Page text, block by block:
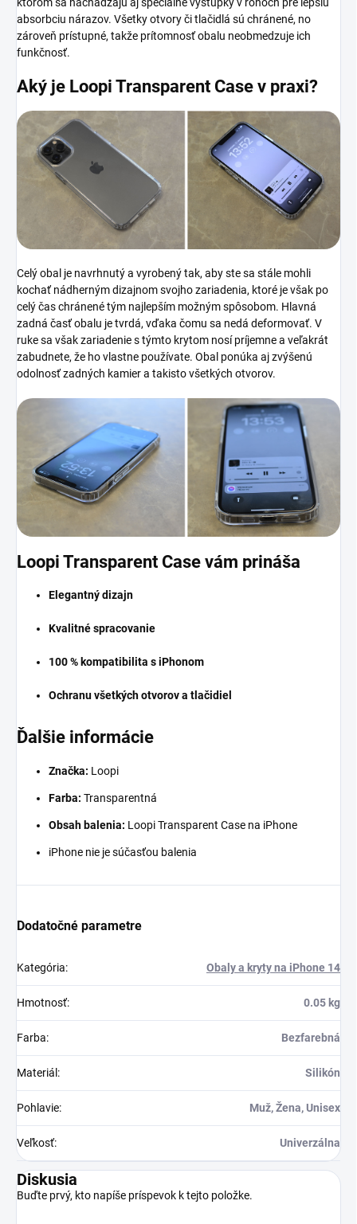
absorbciu nárazov. Všetky otvory či tlačidlá sú chránené, no
zároveň prístupné, takže prítomnosť obalu neobmedzuje ich
funkčnosť.
Aký je Loopi Transparent Case v praxi?
Celý obal je navrhnutý a vyrobený tak, aby ste sa stále mohli
kochať nádherným dizajnom svojho zariadenia, ktoré je však po
celý čas chránené tým najlepším možným spôsobom. Hlavná
zadná časť obalu je tvrdá, vďaka čomu sa nedá deformovať. V
ruke sa však zariadenie s týmto krytom nosí príjemne a veľakrát
zabudnete, že ho vlastne používate. Obal ponúka aj zvýšenú
odolnosť zadných kamier a takisto všetkých otvorov.
Loopi Transparent Case vám prináša
Elegantný dizajn
Kvalitné spracovanie
100 % kompatibilita s iPhonom
Ochranu všetkých otvorov a tlačidiel
Ďalšie informácie
Značka: Loopi
Farba: Transparentná
Obsah balenia: Loopi Transparent Case na iPhone
iPhone nie je súčasťou balenia
Dodatočné parametre
Kategória: Obaly a kryty na iPhone 14
Hmotnosť: 0.05 kg
Farba: Bezfarebná
Materiál : Silikón
Pohlavie: Muž, Žena, Unisex
Veľkosť: Univerzálna
Diskusia
Buďte prvý, kto napíše príspevok k tejto položke.